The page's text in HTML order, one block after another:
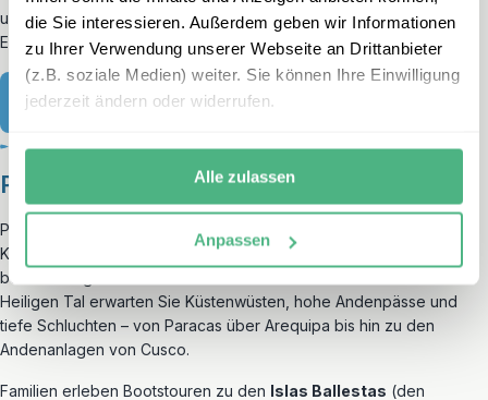
die Sie interessieren. Außerdem geben wir Informationen
zu Ihrer Verwendung unserer Webseite an Drittanbieter
(z.B. soziale Medien) weiter. Sie können Ihre Einwilligung
jederzeit ändern oder widerrufen.
Alle zulassen
Anpassen
und Kultur, sondern ein gemeinsames Abenteuer, das mit kleinen
Erlebnissen und großen Eindrücken verbindet.
Vietnam mit der Familie
Peru – Abenteuer im Andenherbst
Peru ist im Herbst eine wunderbare Wahl für Familien mit älteren
Kindern: Das Wetter ist meist stabil, und viele Highlights lassen sich
besonders gut entdecken. Neben
Heiligen Tal erwarten Sie Küstenwüsten, hohe Andenpässe und
tiefe Schluchten – von Paracas über Arequipa bis hin zu den
Andenanlagen von Cusco.
Familien erleben Bootstouren zu den Islas Ballestas (den